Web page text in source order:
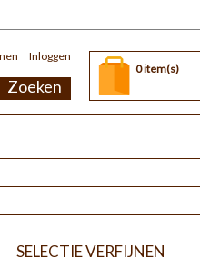
0 item(s)
Inloggen
Zoeken
SELECTIE VERFIJNEN